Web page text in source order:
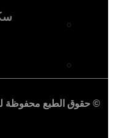
حوارات
قراءات
© حقوق الطبع محفوظة